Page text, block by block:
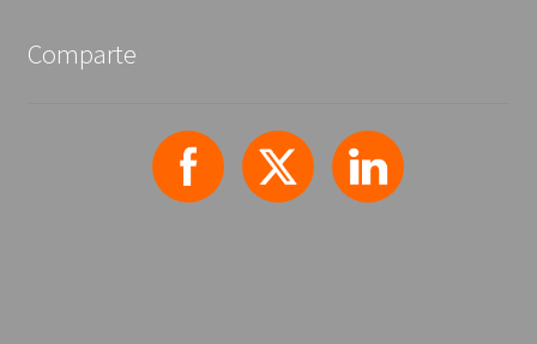
Comparte